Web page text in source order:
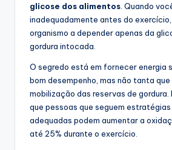
glicose dos alimentos. Quando
inadequadamente antes do
organismo a depender apenas da
gordura intocada.
O segredo está em fornecer energia
bom desempenho, mas não tanta
mobilização das reservas de gordura.
que pessoas que seguem
adequadas podem aumentar a
até 25% durante o exercício.